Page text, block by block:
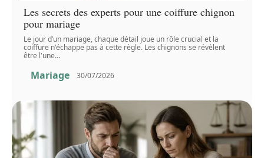
Les secrets des experts pour une coiffure chignon
pour mariage
Le jour d’un mariage, chaque détail joue un rôle crucial et la
coiffure n'échappe pas à cette règle. Les chignons se révèlent
être l'une…
Mariage 30/07/2026